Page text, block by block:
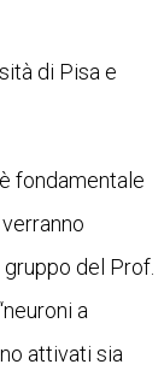
di Pisa e
fondamentale
del Prof.
a
attivati sia